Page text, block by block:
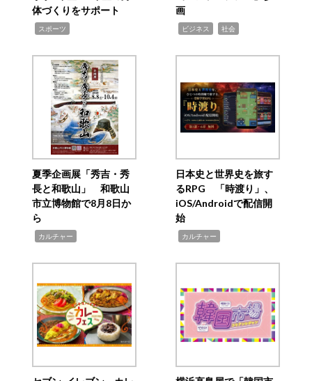
体づくりをサポート
スポーツ
画
ビジネス 社会
夏季企画展「秀吉・秀
長と和歌山」 和歌山
市立博物館で8月8日か
ら
カルチャー
日本史と世界史を旅す
るRPG 「時渡り」、
iOS/Androidで配信開
始
カルチャー